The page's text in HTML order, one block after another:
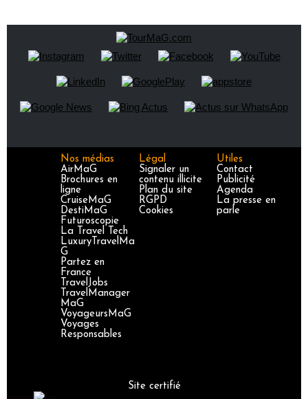
Nos médias
AirMaG
Brochures en
ligne
CruiseMaG
DestiMaG
Futuroscopie
La Travel Tech
LuxuryTravelMa
G
Partez en
France
TravelJobs
TravelManager
MaG
VoyageursMaG
Voyages
Responsables
Légal
Signaler un
contenu illicite
Plan du site
RGPD
Cookies
Utiles
Contact
Publicité
Agenda
La presse en
parle
Site certifié